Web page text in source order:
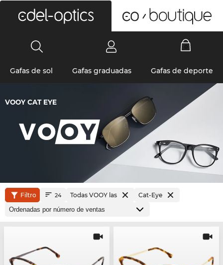
Gafas de sol Gafas graduadas Gafas de deporte
VOOY CAT EYE
Filtro 24 Todas VOOY las Cat-Eye